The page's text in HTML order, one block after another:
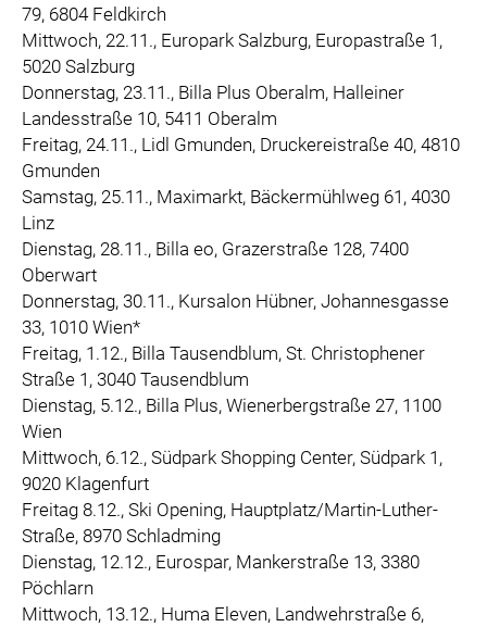
79, 6804 Feldkirch
Mittwoch, 22.11., Europark Salzburg, Europastraße 1,
5020 Salzburg
Donnerstag, 23.11., Billa Plus Oberalm, Halleiner
Landesstraße 10, 5411 Oberalm
Freitag, 24.11., Lidl Gmunden, Druckereistraße 40, 4810
Gmunden
Samstag, 25.11., Maximarkt, Bäckermühlweg 61, 4030
Linz
Dienstag, 28.11., Billa eo, Grazerstraße 128, 7400
Oberwart
Donnerstag, 30.11., Kursalon Hübner, Johannesgasse
33, 1010 Wien*
Freitag, 1.12., Billa Tausendblum, St. Christophener
Straße 1, 3040 Tausendblum
Dienstag, 5.12., Billa Plus, Wienerbergstraße 27, 1100
Wien
Mittwoch, 6.12., Südpark Shopping Center, Südpark 1,
9020 Klagenfurt
Freitag 8.12., Ski Opening, Hauptplatz/Martin-Luther-
Straße, 8970 Schladming
Dienstag, 12.12., Eurospar, Mankerstraße 13, 3380
Pöchlarn
Mittwoch, 13.12., Huma Eleven, Landwehrstraße 6,